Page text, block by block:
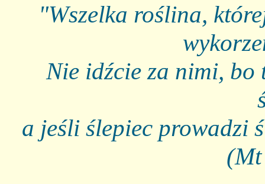
"Wszelka roślina,
Nie idźcie za nimi, bo
a jeśli ślepiec prowadzi